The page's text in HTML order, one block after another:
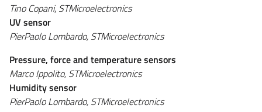
Tino Copani, STMicroelectronics
UV sensor
PierPaolo Lombardo, STMicroelectronics
Pressure, force and temperature sensors
Marco Ippolito, STMicroelectronics
Humidity sensor
PierPaolo Lombardo, STMicroelectronics